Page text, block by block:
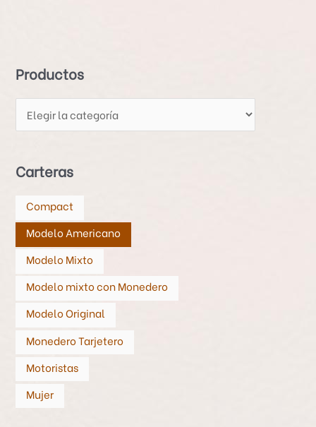
Productos
u
s
Carteras
Compact
Modelo Americano
Modelo Mixto
Modelo mixto con Monedero
Modelo Original
Monedero Tarjetero
Motoristas
Mujer